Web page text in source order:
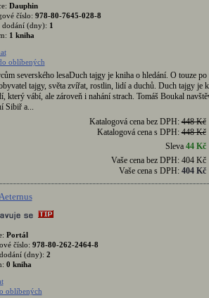
Dauphin
číslo: 978-80-7645-028-8
dodání (dny): 1
1 kniha
oblíbených
severského lesaDuch tajgy je kniha o hledání. O touze po
tajgy, světa zvířat, rostlin, lidí a duchů. Duch tajgy je
který vábí, ale zároveň i nahání strach. Tomáš Boukal
Sibiř a...
Katalogová cena bez DPH:448 Kč
Katalogová cena s DPH:448 Kč
Sleva 44 Kč
Vaše cena bez DPH: 404 Kč
Vaše cena s DPH: 404 Kč
Portál
číslo: 978-80-262-2464-8
(dny): 2
0 kniha
oblíbených